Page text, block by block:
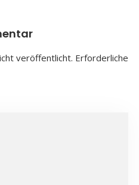
veröffentlicht. Erforderliche